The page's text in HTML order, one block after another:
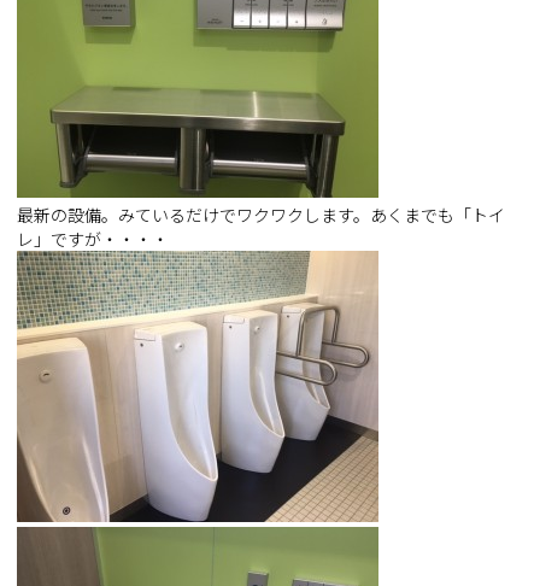
最新の設備。みているだけでワクワクします。あくまでも「トイ
レ」ですが・・・・